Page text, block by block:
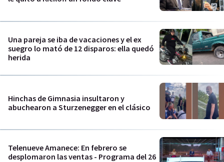
Una pareja se iba de vacaciones y el ex
suegro lo mató de 12 disparos: ella quedó
herida
Hinchas de Gimnasia insultaron y
abuchearon a Sturzenegger en el clásico
Telenueve Amanece: En febrero se
desplomaron las ventas - Programa del 26